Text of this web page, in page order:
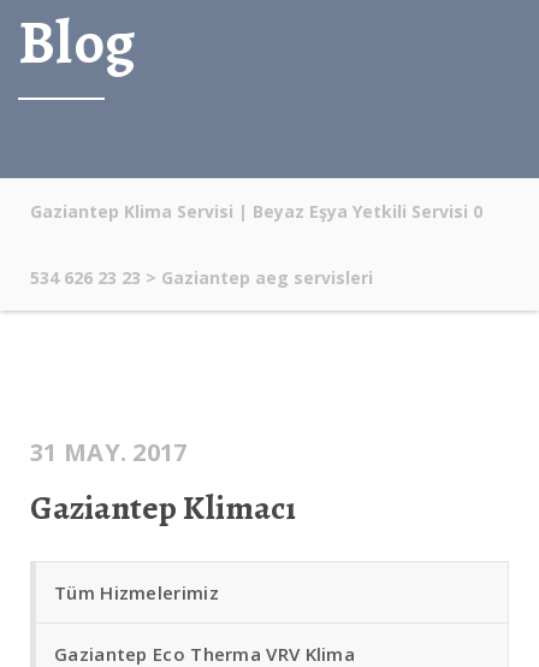
Blog
Gaziantep Klima Servisi | Beyaz Eşya Yetkili Servisi 0
534 626 23 23 > Gaziantep aeg servisleri
31 MAY. 2017
Gaziantep Klimacı
Tüm Hizmelerimiz
Gaziantep Eco Therma VRV Klima